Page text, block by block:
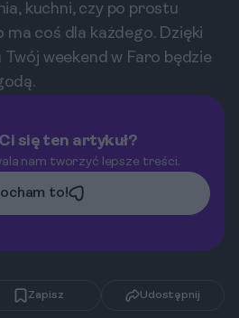
kuchni, czy po prostu
ma coś dla każdego. Dzięki
weekend w Faro będzie
się ten artykuł?
nam tworzyć lepsze treści.
to!
Zapisz Udostępnij